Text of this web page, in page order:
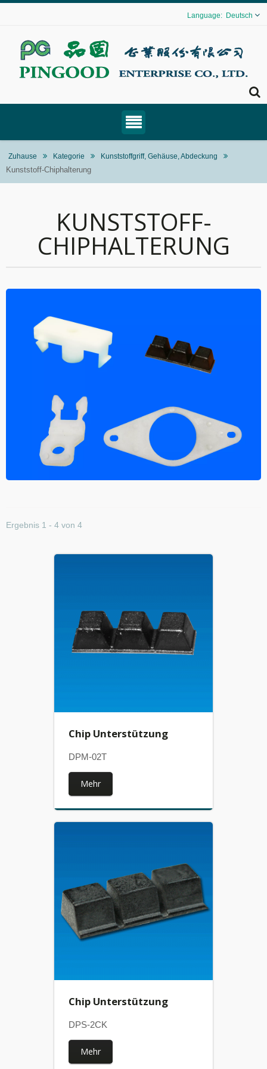
Deutsch
Zuhause Kategorie Kunststoffgriff, Gehäuse, Abdeckung
Kunststoff-Chiphalterung
KUNSTSTOFF-
CHIPHALTERUNG
Ergebnis 1 - 4 von 4
Chip Unterstützung
DPM-02T
Mehr
Chip Unterstützung
DPS-2CK
Mehr